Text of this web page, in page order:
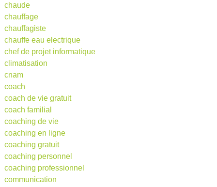
chaude
chauffage
chauffagiste
chauffe eau electrique
chef de projet informatique
climatisation
cnam
coach
coach de vie gratuit
coach familial
coaching de vie
coaching en ligne
coaching gratuit
coaching personnel
coaching professionnel
communication